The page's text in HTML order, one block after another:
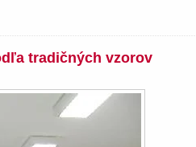
tradičných vzorov